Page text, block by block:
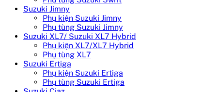
Suzuki Jimny
Phụ kiện Suzuki Jimny
Phụ tùng Suzuki Jimny
Suzuki XL7/ Suzuki XL7 Hybrid
Phụ kiện XL7/XL7 Hybrid
Phụ tùng XL7
Suzuki Ertiga
Phụ kiện Suzuki Ertiga
Phụ tùng Suzuki Ertiga